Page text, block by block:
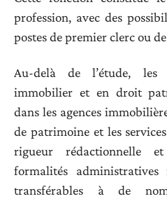
profession, avec des
postes de premier clerc ou
Au-delà de l’étude, les
immobilier et en droit
dans les agences
de patrimoine et les
rigueur rédactionnelle
formalités administratives
transférables à de